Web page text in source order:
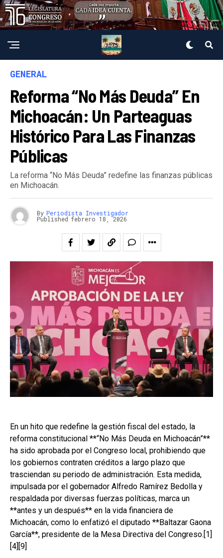
GENERAL
Reforma “No Más Deuda” En
Michoacán: Un Parteaguas
Histórico Para Las Finanzas
Públicas
La reforma “No Más Deuda” redefine las finanzas públicas
en Michoacán.
By Periodista Investigador
Published febrero 18, 2026
En un hito que redefine la gestión fiscal del estado, la
reforma constitucional **“No Más Deuda en Michoacán”**
ha sido aprobada por el Congreso local, prohibiendo que
los gobiernos contraten créditos a largo plazo que
trasciendan su periodo de administración. Esta medida,
impulsada por el gobernador Alfredo Ramírez Bedolla y
respaldada por diversas fuerzas políticas, marca un
**antes y un después** en la vida financiera de
Michoacán, como lo enfatizó el diputado **Baltazar Gaona
García**, presidente de la Mesa Directiva del Congreso.[1]
[4][9]